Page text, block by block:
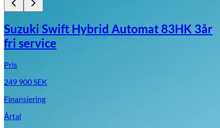
Suzuki Swift Hybrid Automat 83HK 3år
fri service
Pris
249 900SEK
Finansiering
Årtal